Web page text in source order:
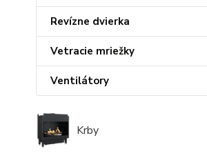
Revízne dvierka
Vetracie mriežky
Ventilátory
Krby